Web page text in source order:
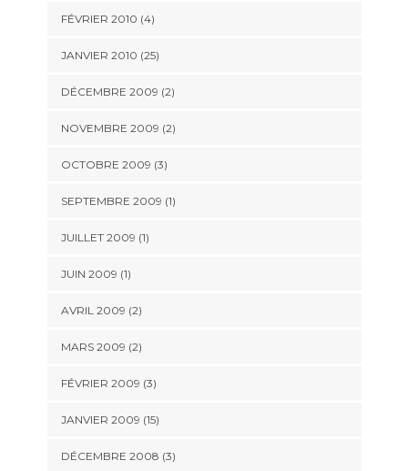
FÉVRIER 2010 (4)
JANVIER 2010 (25)
DÉCEMBRE 2009 (2)
NOVEMBRE 2009 (2)
OCTOBRE 2009 (3)
SEPTEMBRE 2009 (1)
JUILLET 2009 (1)
JUIN 2009 (1)
AVRIL 2009 (2)
MARS 2009 (2)
FÉVRIER 2009 (3)
JANVIER 2009 (15)
DÉCEMBRE 2008 (3)